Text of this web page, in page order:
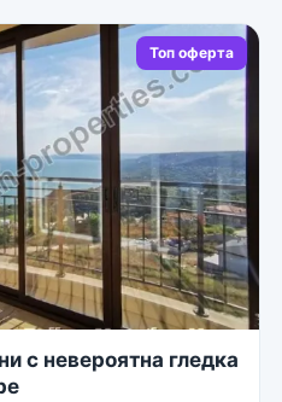
Топ оферта
с невероятна гледка